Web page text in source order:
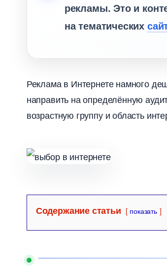
рекламы. Это и
на тематических
Реклама в Интернете намного
направить на определённую
озрастную группу и область
Содержание статьи показать